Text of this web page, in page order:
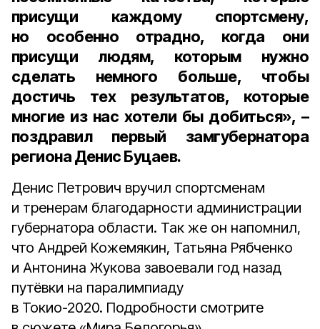
присущи каждому спортсмену,
но особенно отрадно, когда они
присущи людям, которым нужно
сделать немного больше, чтобы
достичь тех результатов, которые
многие из нас хотели бы добиться», –
поздравил первый замгубернатора
региона Денис Буцаев.
Денис Петрович вручил спортсменам
и тренерам благодарности администрации
губернатора области. Так же он напомнил,
что Андрей Кожемякин, Татьяна Рябченко
и Антонина Жукова завоевали год назад
путёвки на паралимпиаду
в Токио-2020. Подробности смотрите